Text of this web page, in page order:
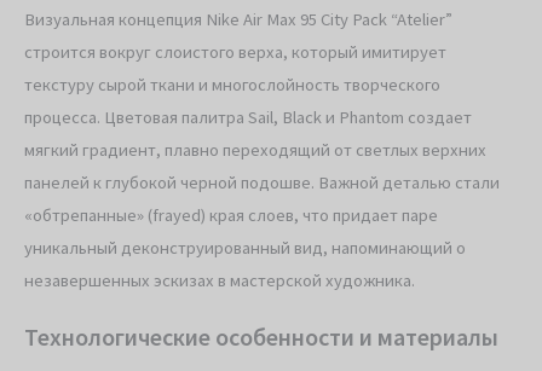
Визуальная концепция Nike Air Max 95 City Pack “Atelier”
строится вокруг слоистого верха, который имитирует
текстуру сырой ткани и многослойность творческого
процесса. Цветовая палитра Sail, Black и Phantom создает
мягкий градиент, плавно переходящий от светлых верхних
панелей к глубокой черной подошве. Важной деталью стали
«обтрепанные» (frayed) края слоев, что придает паре
уникальный деконструированный вид, напоминающий о
незавершенных эскизах в мастерской художника.
Технологические особенности и материалы